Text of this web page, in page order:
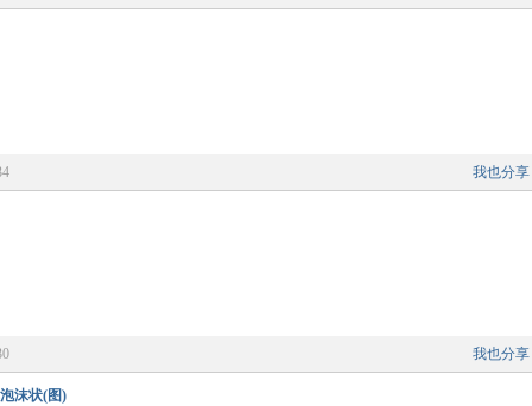
我也分享
我也分享
沫状(图)